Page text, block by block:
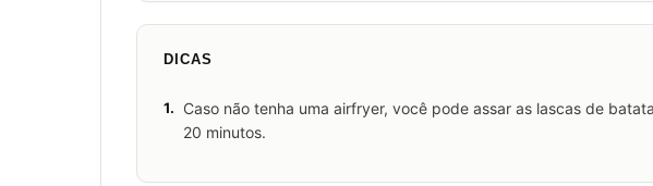
DICAS
1.
Caso não tenha uma airfryer, você pode assar as lascas de
20 minutos.